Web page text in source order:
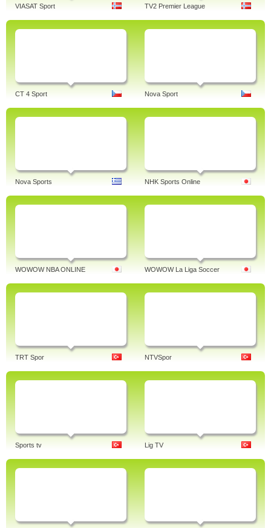
VIASAT Sport TV2 Premier League
CT 4 Sport Nova Sport
Nova Sports NHK Sports Online
WOWOW NBA ONLINE WOWOW La Liga Soccer
TRT Spor NTVSpor
Sports tv Lig TV